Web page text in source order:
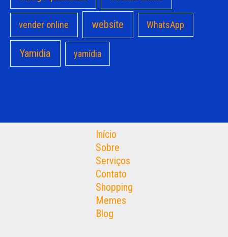
vender online website WhatsApp
Yamidia yamídia
Início
Sobre
Serviços
Contato
Shopping
Memes
Blog